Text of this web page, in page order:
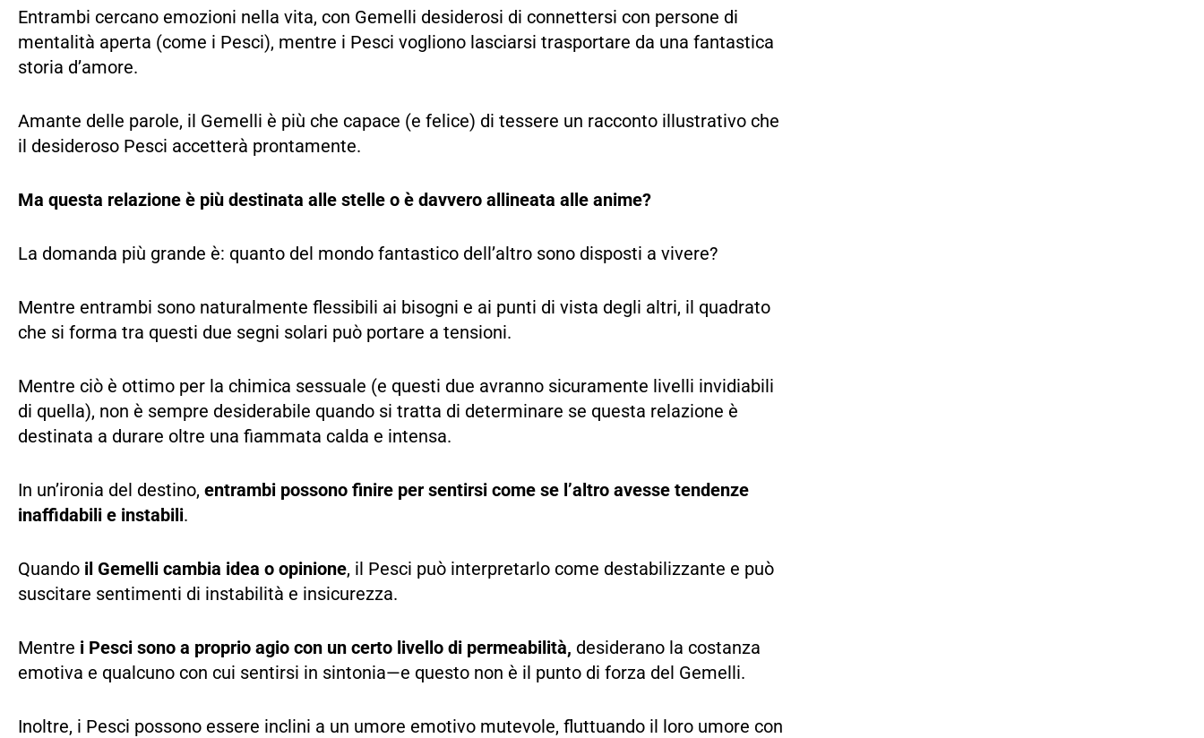
Entrambi cercano emozioni nella vita, con Gemelli desiderosi di connettersi con persone di
mentalità aperta (come i Pesci), mentre i Pesci vogliono lasciarsi trasportare da una fantastica
storia d’amore.
Amante delle parole, il Gemelli è più che capace (e felice) di tessere un racconto illustrativo che
il desideroso Pesci accetterà prontamente.
Ma questa relazione è più destinata alle stelle o è davvero allineata alle anime?
La domanda più grande è: quanto del mondo fantastico dell’altro sono disposti a vivere?
Mentre entrambi sono naturalmente flessibili ai bisogni e ai punti di vista degli altri, il quadrato
che si forma tra questi due segni solari può portare a tensioni.
Mentre ciò è ottimo per la chimica sessuale (e questi due avranno sicuramente livelli invidiabili
di quella), non è sempre desiderabile quando si tratta di determinare se questa relazione è
destinata a durare oltre una fiammata calda e intensa.
In un’ironia del destino, entrambi possono finire per sentirsi come se l’altro avesse tendenze
inaffidabili e instabili.
Quando il Gemelli cambia idea o opinione, il Pesci può interpretarlo come destabilizzante e può
suscitare sentimenti di instabilità e insicurezza.
Mentre i Pesci sono a proprio agio con un certo livello di permeabilità, desiderano la costanza
emotiva e qualcuno con cui sentirsi in sintonia—e questo non è il punto di forza del Gemelli.
Inoltre, i Pesci possono essere inclini a un umore emotivo mutevole, fluttuando il loro umore con